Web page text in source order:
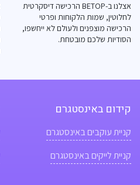
אצלנו ב-BETOP הרכישה דיסקרטית
לחלוטין, שמות הלקוחות ופרטי
הרכישה מוצפנים ולעולם לא ייחשפו,
הסודיות שלכם מובטחת.
קידום באינסטגרם
קניית עוקבים באינסטגרם
קניית לייקים באינסטגרם